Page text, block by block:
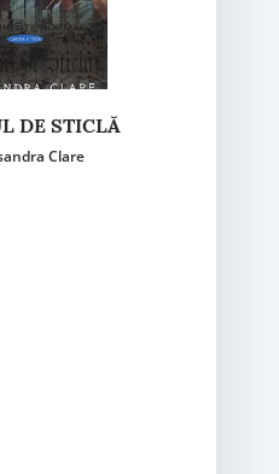
DE STICLĂ
Clare